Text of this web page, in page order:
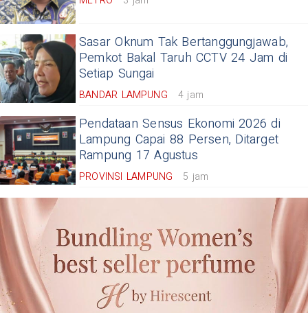
Sasar Oknum Tak Bertanggungjawab,
Pemkot Bakal Taruh CCTV 24 Jam di
Setiap Sungai
BANDAR LAMPUNG 4 jam
Pendataan Sensus Ekonomi 2026 di
Lampung Capai 88 Persen, Ditarget
Rampung 17 Agustus
PROVINSI LAMPUNG 5 jam